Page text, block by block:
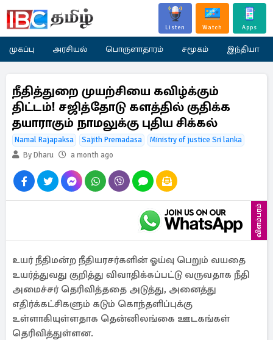
Listen Watch Apps
முகப்பு அரசியல் பொருளாதாரம் சமூகம் இந்தியா
நீதித்துறை முயற்சியை கவிழ்க்கும்
திட்டம்! சஜித்தோடு களத்தில் குதிக்க
தயாராகும் நாமலுக்கு புதிய சிக்கல்
Namal Rajapaksa Sajith Premadasa
Ministry of justice Sri lanka
By Dharu
a month ago
விளம்பரம்
உயர் நீதிமன்ற நீதியரசர்களின் ஓய்வு பெறும் வயதை
உயர்த்துவது குறித்து விவாதிக்கப்பட்டு வருவதாக நீதி
அமைச்சர் தெரிவித்ததை அடுத்து, அனைத்து
எதிர்க்கட்சிகளும் கடும் கொந்தளிப்புக்கு
உள்ளாகியுள்ளதாக தென்னிலங்கை ஊடகங்கள்
தெரிவித்துள்ளன.